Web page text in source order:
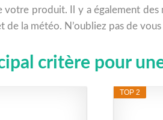
votre produit. Il y a également
de la météo. N’oubliez pas de
critère pour
TOP 2